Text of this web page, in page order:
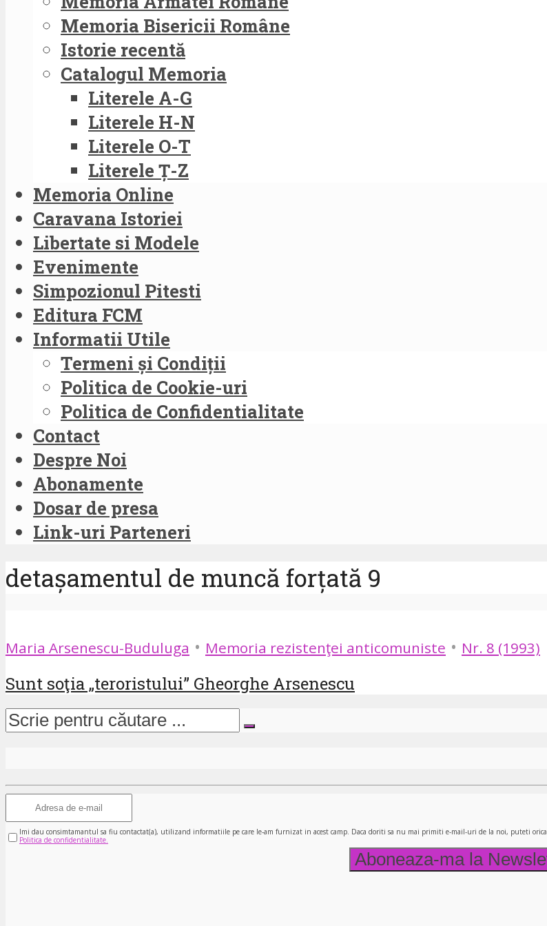
Memoria Bisericii Române
Istorie recentă
Catalogul Memoria
Literele A-G
Literele H-N
Literele O-T
Literele Ț-Z
Memoria Online
Caravana Istoriei
Libertate si Modele
Evenimente
Simpozionul Pitesti
Editura FCM
Informatii Utile
Termeni și Condiții
Politica de Cookie-uri
Politica de Confidentialitate
Contact
Despre Noi
Abonamente
Dosar de presa
Link-uri Parteneri
detașamentul de muncă forțată 9
Maria Arsenescu-Buduluga • Memoria rezistenţei anticomuniste • Nr. 8 (1993)
Sunt soţia „teroristului” Gheorghe Arsenescu
Imi dau consimtamantul sa fiu contactat(a), utilizand informatiile pe care le-am furnizat in acest camp. Daca doriti sa nu mai primiti e-mail-uri de la noi, puteti
Politica de confidentialitate.